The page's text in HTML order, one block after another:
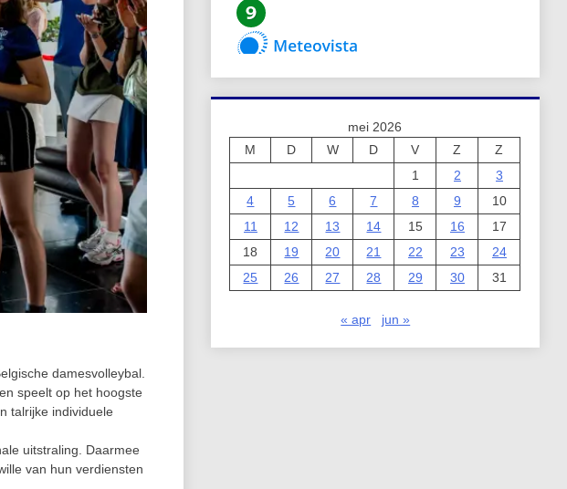
damesvolleybal.
speelt op het hoogste
talrijke individuele
uitstraling. Daarmee
van hun verdiensten
mei 2026
M
D W D V Z
Z
1
2
3
4
5 6 7 8 9
10
11
12 13 14 15 16
17
18
19 20 21 22 23
24
25
26 27 28 29 30 31
« apr jun »